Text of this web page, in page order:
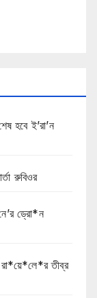
হবে ই’রা’ন
রুবিওর
ড্রো*ন
তীব্র